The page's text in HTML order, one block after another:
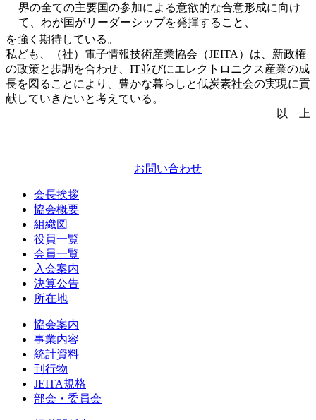
界の全ての主要国の参加による意欲的な合意形成に向け
て、わが国がリーダーシップを発揮すること、
を強く期待している。
私ども、（社）電子情報技術産業協会（JEITA）は、新政権
の政策と歩調を合わせ、IT並びにエレクトロニクス産業の成
長を図ることにより、豊かな暮らしと低炭素社会の実現に貢
献していきたいと考えている。
以 上
お問い合わせ
会長挨拶
協会概要
組織図
役員一覧
会員一覧
入会案内
決算公告
所在地
協会案内
事業内容
統計資料
刊行物
JEITA規格
部会・委員会